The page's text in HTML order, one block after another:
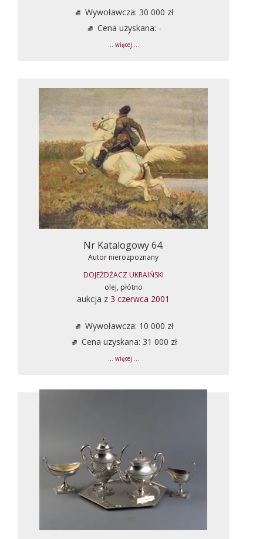
Wywoławcza: 30 000 zł
Cena uzyskana: -
... więcej ...
Nr Katalogowy 64.
Autor nierozpoznany
DOJEŻDŻACZ UKRAIŃSKI
olej, płótno
aukcja z 3 czerwca 2001
Wywoławcza: 10 000 zł
Cena uzyskana: 31 000 zł
... więcej ...